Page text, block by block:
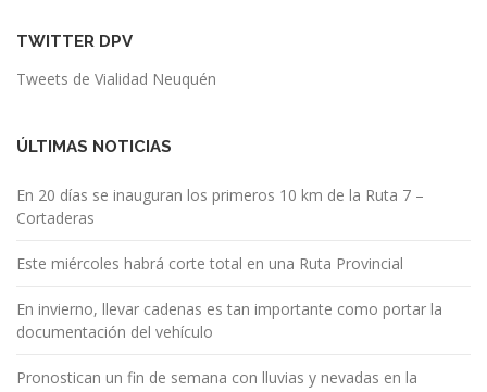
ó
e
e
n
t
r
a
TWITTER DPV
Tweets de Vialidad Neuquén
ÚLTIMAS NOTICIAS
En 20 días se inauguran los primeros 10 km de la Ruta 7 –
Cortaderas
Este miércoles habrá corte total en una Ruta Provincial
En invierno, llevar cadenas es tan importante como portar la
documentación del vehículo
Pronostican un fin de semana con lluvias y nevadas en la